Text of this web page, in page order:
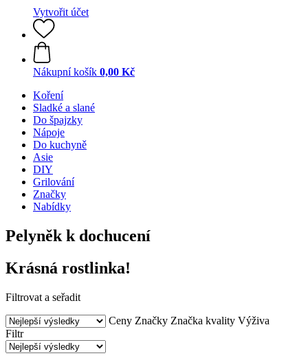
Vytvořit účet
Nákupní košík 0,00 Kč
Koření
Sladké a slané
Do špajzky
Nápoje
Do kuchyně
Asie
DIY
Grilování
Značky
Nabídky
Pelyněk k dochucení
Krásná rostlinka!
Filtrovat a seřadit
Ceny Značky Značka kvality Výživa
Filtr